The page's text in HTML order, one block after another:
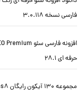
فارسی نسخه 3.0.118
حرفه ای 28.1
مجموعه 130 آیکون رایگان Icons8 به صورت SVG